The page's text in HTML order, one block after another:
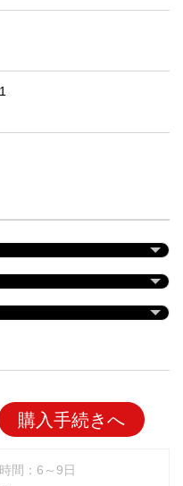
購入手続きへ
間：6～9日